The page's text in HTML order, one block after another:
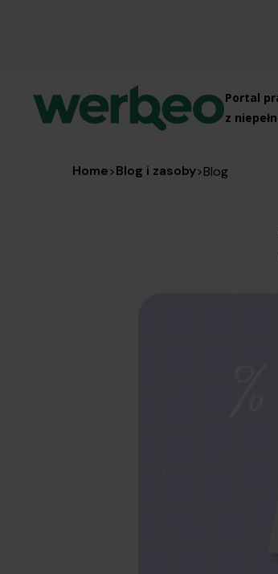
Home>Blog i zasoby>Blog